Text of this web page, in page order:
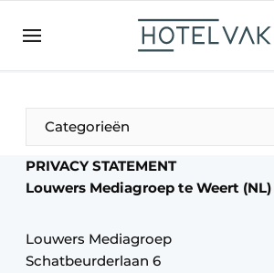
EN
NL
EN
FR
Categorieën
Internationaal
PRIVACY STATEMENT
Louwers Mediagroep te Weert (NL)
Louwers Mediagroep
Schatbeurderlaan 6